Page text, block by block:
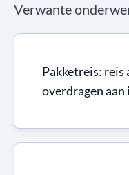
Verwante
Pakketreis: reis
overdragen aan